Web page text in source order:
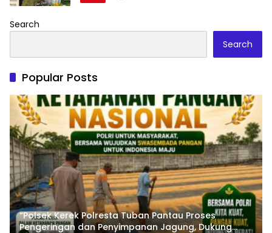
Search
Search
Popular Posts
“Polsek Kerek Polresta Tuban Pantau Proses
Pengeringan dan Penyimpanan Jagung, Dukung